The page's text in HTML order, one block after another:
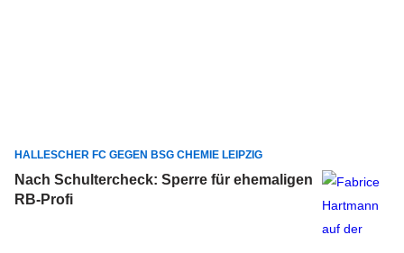
HALLESCHER FC GEGEN BSG CHEMIE LEIPZIG
Nach Schultercheck: Sperre für ehemaligen
RB-Profi